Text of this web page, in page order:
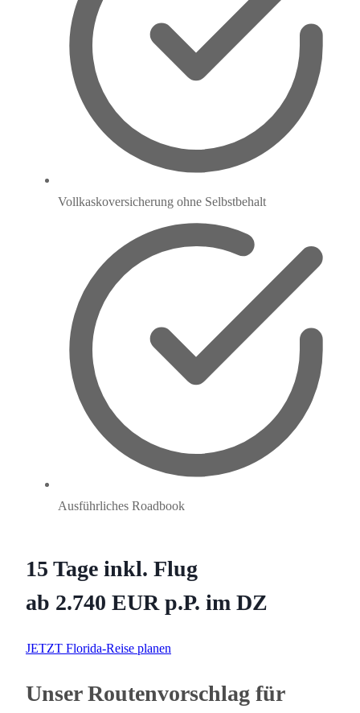
Vollkaskoversicherung ohne Selbstbehalt
Ausführliches Roadbook
15 Tage inkl. Flug
ab 2.740 EUR p.P. im DZ
JETZT Florida-Reise planen
Unser Routenvorschlag für